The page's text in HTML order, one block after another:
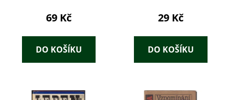
69 Kč
DO KOŠÍKU
29 Kč
DO KOŠÍKU